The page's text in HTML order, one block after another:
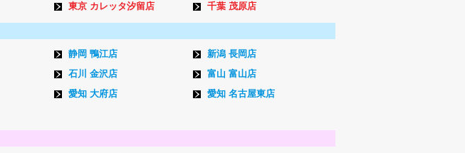
東京 カレッタ汐留店 千葉 茂原店
静岡 鴨江店
新潟 長岡店
石川 金沢店
富山 富山店
愛知 大府店
愛知 名古屋東店